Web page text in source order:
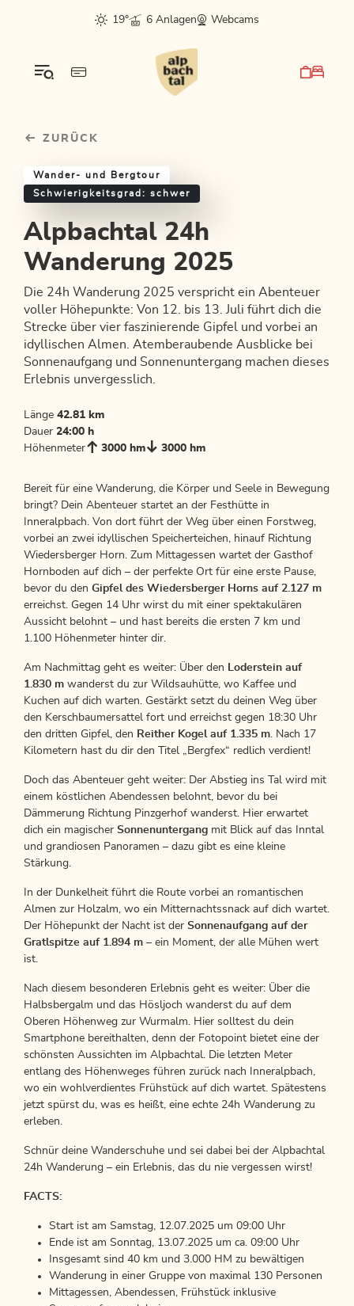
sr.skip-to.main-content
sr.skip-to.table-of-contents
sr.skip-to.main-navigation
19°
6 Anlagen Webcams
ZURÜCK
Wander- und Bergtour
Schwierigkeitsgrad: schwer
Alpbachtal 24h
Wanderung 2025
Die 24h Wanderung 2025 verspricht ein Abenteuer
voller Höhepunkte: Von 12. bis 13. Juli führt dich die
Strecke über vier faszinierende Gipfel und vorbei an
idyllischen Almen. Atemberaubende Ausblicke bei
Sonnenaufgang und Sonnenuntergang machen dieses
Erlebnis unvergesslich.
Länge 42.81 km
Dauer 24:00 h
Höhenmeter
3000 hm 3000 hm
Bereit für eine Wanderung, die Körper und Seele in Bewegung
bringt? Dein Abenteuer startet an der Festhütte in
Inneralpbach. Von dort führt der Weg über einen Forstweg,
vorbei an zwei idyllischen Speicherteichen, hinauf Richtung
Wiedersberger Horn. Zum Mittagessen wartet der Gasthof
Hornboden auf dich – der perfekte Ort für eine erste Pause,
bevor du den Gipfel des Wiedersberger Horns auf 2.127 m
erreichst. Gegen 14 Uhr wirst du mit einer spektakulären
Aussicht belohnt – und hast bereits die ersten 7 km und
1.100 Höhenmeter hinter dir.
Am Nachmittag geht es weiter: Über den Loderstein auf
1.830 m wanderst du zur Wildsauhütte, wo Kaffee und
Kuchen auf dich warten. Gestärkt setzt du deinen Weg über
den Kerschbaumersattel fort und erreichst gegen 18:30 Uhr
den dritten Gipfel, den Reither Kogel auf 1.335 m. Nach 17
Kilometern hast du dir den Titel „Bergfex“ redlich verdient!
Doch das Abenteuer geht weiter: Der Abstieg ins Tal wird mit
einem köstlichen Abendessen belohnt, bevor du bei
Dämmerung Richtung Pinzgerhof wanderst. Hier erwartet
dich ein magischer Sonnenuntergang mit Blick auf das Inntal
und grandiosen Panoramen – dazu gibt es eine kleine
Stärkung.
In der Dunkelheit führt die Route vorbei an romantischen
Almen zur Holzalm, wo ein Mitternachtssnack auf dich wartet.
Der Höhepunkt der Nacht ist der Sonnenaufgang auf der
Gratlspitze auf 1.894 m – ein Moment, der alle Mühen wert
ist.
Nach diesem besonderen Erlebnis geht es weiter: Über die
Halbsbergalm und das Hösljoch wanderst du auf dem
Oberen Höhenweg zur Wurmalm. Hier solltest du dein
Smartphone bereithalten, denn der Fotopoint bietet eine der
schönsten Aussichten im Alpbachtal. Die letzten Meter
entlang des Höhenweges führen zurück nach Inneralpbach,
wo ein wohlverdientes Frühstück auf dich wartet. Spätestens
jetzt spürst du, was es heißt, eine echte 24h Wanderung zu
erleben.
Schnür deine Wanderschuhe und sei dabei bei der Alpbachtal
24h Wanderung – ein Erlebnis, das du nie vergessen wirst!
FACTS:
Start ist am Samstag, 12.07.2025 um 09:00 Uhr
Ende ist am Sonntag, 13.07.2025 um ca. 09:00 Uhr
Insgesamt sind 40 km und 3.000 HM zu bewältigen
Wanderung in einer Gruppe von maximal 130 Personen
Mittagessen, Abendessen, Frühstück inklusive